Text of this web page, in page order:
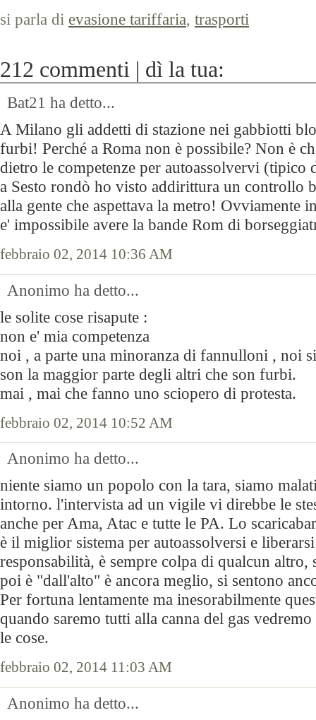
si parla di evasione tariffaria, trasporti
212 commenti | dì la tua:
Bat21 ha detto...
A Milano gli addetti di stazione nei gabbiotti
furbi! Perché a Roma non è possibile? Non è
dietro le competenze per autoassolvervi (tipico
a Sesto rondò ho visto addirittura un controllo
alla gente che aspettava la metro! Ovviamente
e' impossibile avere la bande Rom di
febbraio 02, 2014 10:36 AM
Anonimo ha detto...
le solite cose risapute :
non e' mia competenza
noi , a parte una minoranza di fannulloni , noi
son la maggior parte degli altri che son furbi.
mai , mai che fanno uno sciopero di protesta.
febbraio 02, 2014 10:52 AM
Anonimo ha detto...
niente siamo un popolo con la tara, siamo
intorno. l'intervista ad un vigile vi direbbe le
anche per Ama, Atac e tutte le PA. Lo
è il miglior sistema per autoassolversi e
responsabilità, è sempre colpa di qualcun altro,
poi è "dall'alto" è ancora meglio, si sentono
Per fortuna lentamente ma inesorabilmente
quando saremo tutti alla canna del gas
le cose.
febbraio 02, 2014 11:03 AM
Anonimo ha detto...